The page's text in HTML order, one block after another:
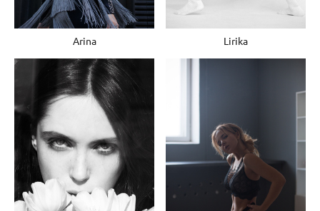
Arina Lirika